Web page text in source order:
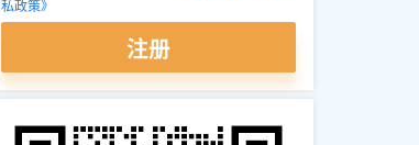
私政策》
注册